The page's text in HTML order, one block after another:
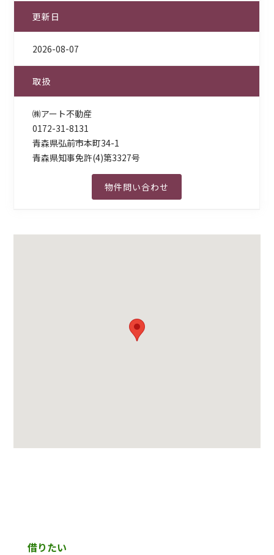
更新日
2026-08-07
取扱
㈱アート不動産
0172-31-8131
青森県弘前市本町34-1
青森県知事免許(4)第3327号
物件問い合わせ
借りたい